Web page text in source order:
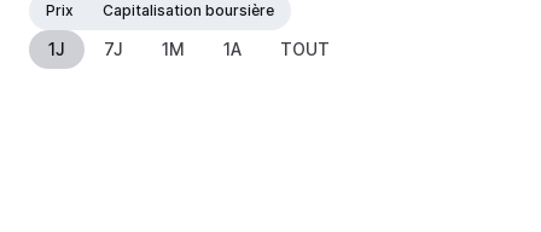
Prix
Capitalisation boursière
1J 7J 1M 1A TOUT